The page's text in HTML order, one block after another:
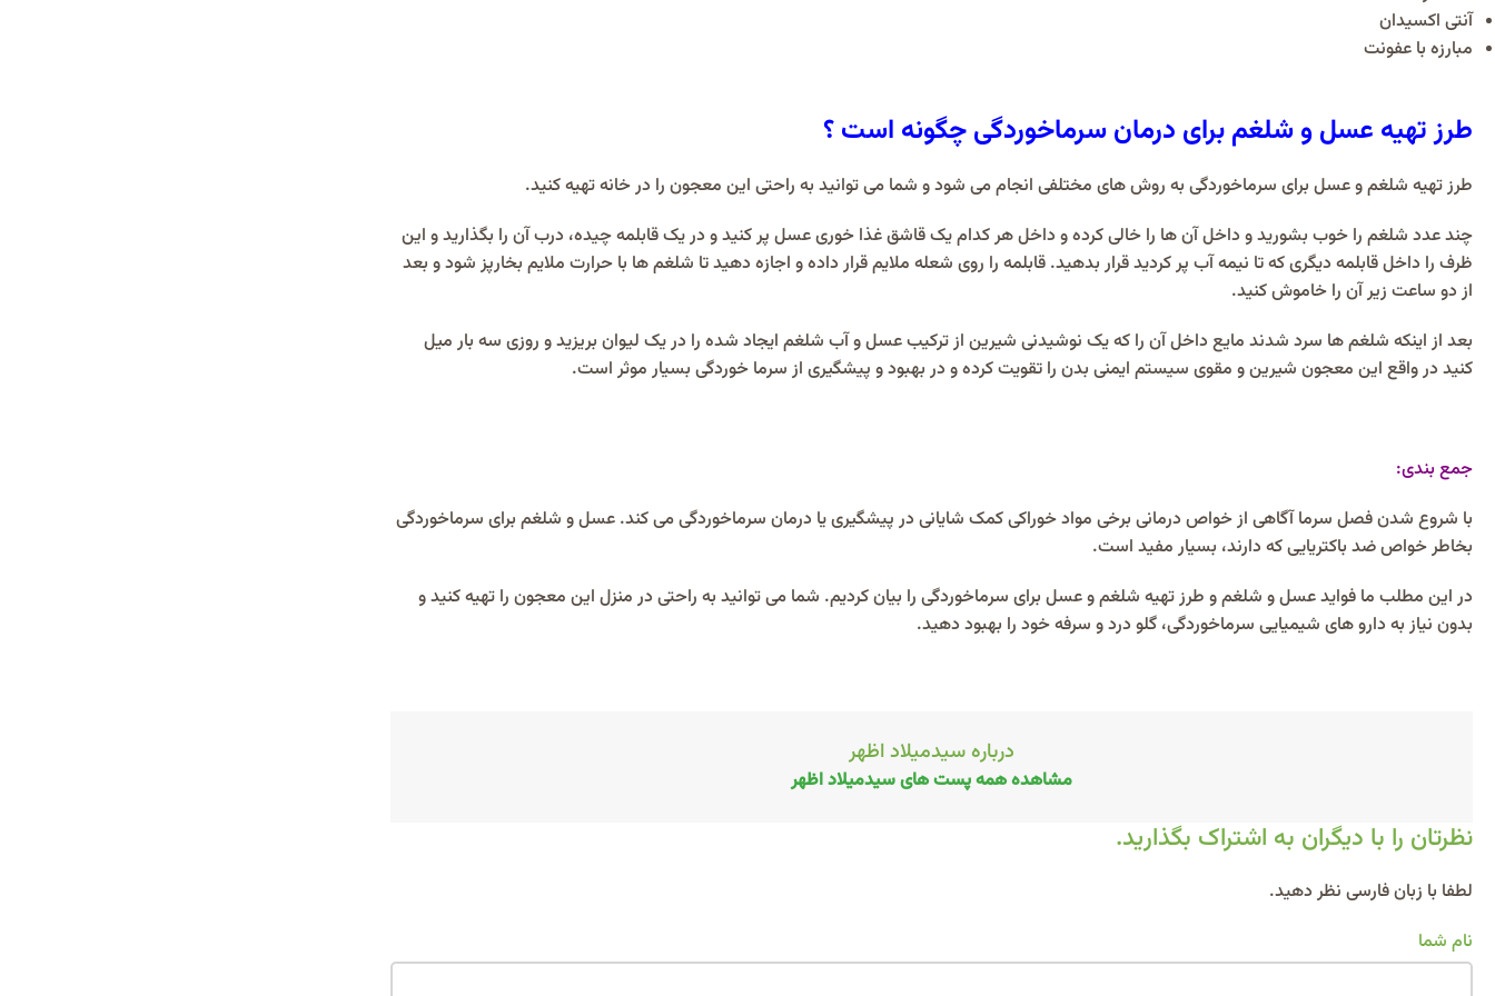
آنتی اکسیدان
مبارزه با عفونت
طرز تهیه عسل و شلغم برای درمان سرماخوردگی چگونه است ؟
طرز تهیه شلغم و عسل برای سرماخوردگی به روش های مختلفی انجام می شود و شما می توانید به راحتی این معجون را در خانه تهیه کنید.
چند عدد شلغم را خوب بشورید و داخل آن ها را خالی کرده و داخل هر کدام یک قاشق غذا خوری عسل پر کنید و در یک قابلمه چیده، درب آن را بگذارید و این
ظرف را داخل قابلمه دیگری که تا نیمه آب پر کردید قرار بدهید. قابلمه را روی شعله ملایم قرار داده و اجازه دهید تا شلغم ها با حرارت ملایم بخارپز شود و بعد
از دو ساعت زیر آن را خاموش کنید.
بعد از اینکه شلغم ها سرد شدند مایع داخل آن را که یک نوشیدنی شیرین از ترکیب عسل و آب شلغم ایجاد شده را در یک لیوان بریزید و روزی سه بار میل
کنید در واقع این معجون شیرین و مقوی سیستم ایمنی بدن را تقویت کرده و در بهبود و پیشگیری از سرما خوردگی بسیار موثر است.
جمع بندی:
با شروع شدن فصل سرما آگاهی از خواص درمانی برخی مواد خوراکی کمک شایانی در پیشگیری یا درمان سرماخوردگی می کند. عسل و شلغم برای سرماخوردگی
بخاطر خواص ضد باکتریایی که دارند، بسیار مفید است.
در این مطلب ما فواید عسل و شلغم و طرز تهیه شلغم و عسل برای سرماخوردگی را بیان کردیم. شما می توانید به راحتی در منزل این معجون را تهیه کنید و
بدون نیاز به دارو های شیمیایی سرماخوردگی، گلو درد و سرفه خود را بهبود دهید.
درباره سیدمیلاد اظهر
مشاهده همه پست های سیدمیلاد اظهر
نظرتان را با دیگران به اشتراک بگذارید.
لطفا با زبان فارسی نظر دهید.
نام شما
Alternative: